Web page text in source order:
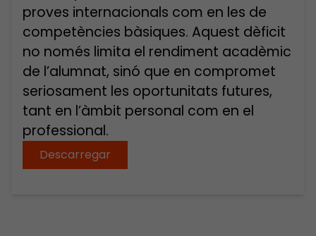
proves internacionals com en les de
competències bàsiques. Aquest dèficit
no només limita el rendiment acadèmic
de l’alumnat, sinó que en compromet
seriosament les oportunitats futures,
tant en l’àmbit personal com en el
professional.
Descarregar